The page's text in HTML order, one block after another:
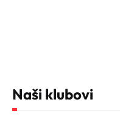
Naši klubovi